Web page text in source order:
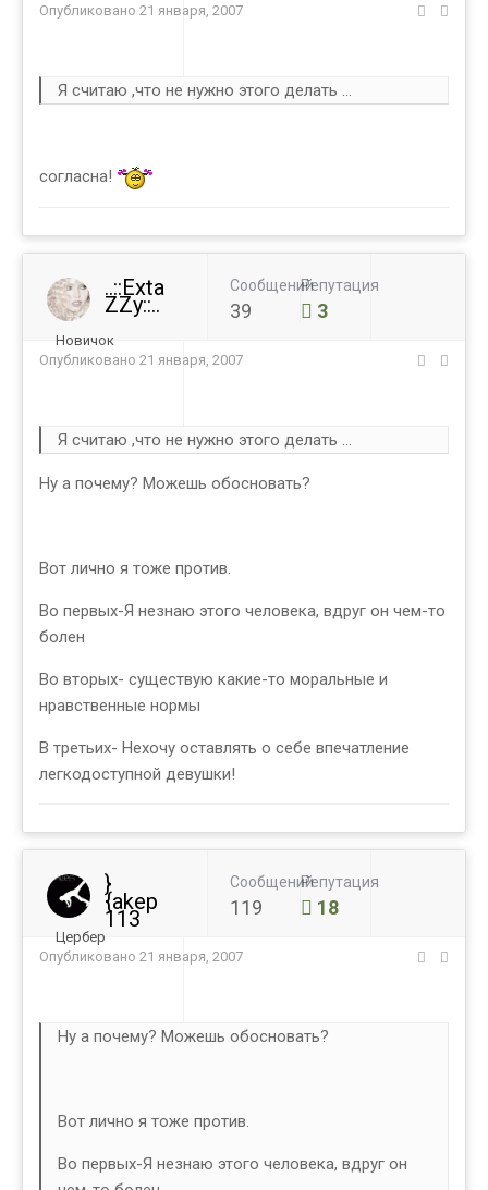
Опубликовано 21 января, 2007
Я считаю ,что не нужно этого делать ...
согласна!
..::Exta
ZZy::..
Новичок
Сообщений
39
Репутация
3
Опубликовано 21 января, 2007
Я считаю ,что не нужно этого делать ...
Ну а почему? Можешь обосновать?
Вот лично я тоже против.
Во первых-Я незнаю этого человека, вдруг он чем-то
болен
Во вторых- существую какие-то моральные и
нравственные нормы
В третьих- Нехочу оставлять о себе впечатление
легкодоступной девушки!
}
{akep
113
Цербер
Сообщений
119
Репутация
18
Опубликовано 21 января, 2007
Ну а почему? Можешь обосновать?
Вот лично я тоже против.
Во первых-Я незнаю этого человека, вдруг он